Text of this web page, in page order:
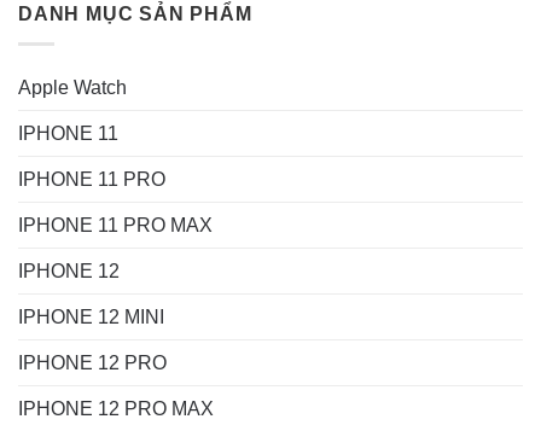
DANH MỤC SẢN PHẨM
Apple Watch
IPHONE 11
IPHONE 11 PRO
IPHONE 11 PRO MAX
IPHONE 12
IPHONE 12 MINI
IPHONE 12 PRO
IPHONE 12 PRO MAX